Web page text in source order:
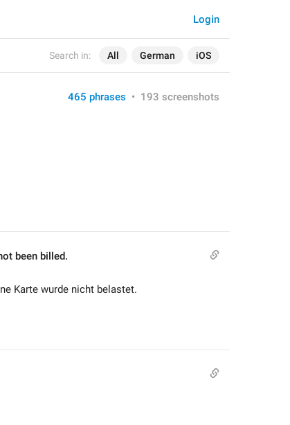
Search in: All German iOS
Login
465 phrases • 193 screenshots
been billed.
Karte wurde nicht belastet.